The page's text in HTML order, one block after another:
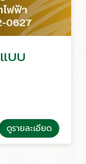
บบ
ดูรายละเอียด